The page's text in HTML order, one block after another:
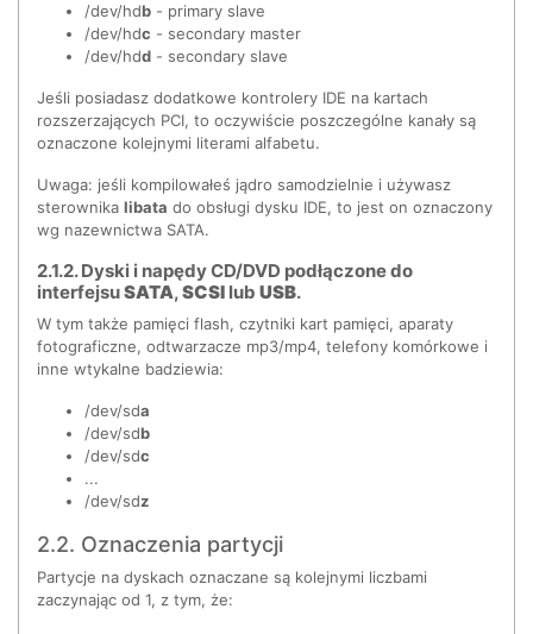
/dev/hdb - primary slave
/dev/hdc - secondary master
/dev/hdd - secondary slave
Jeśli posiadasz dodatkowe kontrolery IDE na kartach
rozszerzających PCI, to oczywiście poszczególne kanały są
oznaczone kolejnymi literami alfabetu.
Uwaga: jeśli kompilowałeś jądro samodzielnie i używasz
sterownika libata do obsługi dysku IDE, to jest on oznaczony
wg nazewnictwa SATA.
2.1.2. Dyski i napędy CD/DVD podłączone do
interfejsuSATA,SCSI lub USB.
W tym także pamięci flash, czytniki kart pamięci, aparaty
fotograficzne, odtwarzacze mp3/mp4, telefony komórkowe i
inne wtykalne badziewia:
/dev/sda
/dev/sdb
/dev/sdc
...
/dev/sdz
2.2. Oznaczenia partycji
Partycje na dyskach oznaczane są kolejnymi liczbami
zaczynając od 1, z tym, że: